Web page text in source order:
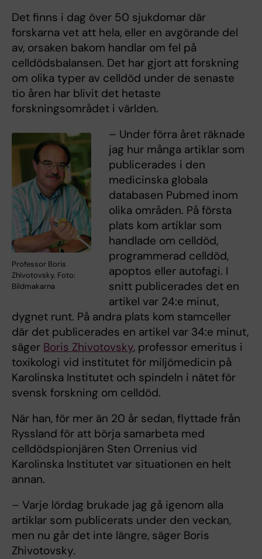
Det finns i dag över 50 sjukdomar där
forskarna vet att hela, eller en avgörande del
av, orsaken bakom handlar om fel på
celldödsbalansen. Det har gjort att forskning
om olika typer av celldöd under de senaste
tio åren har blivit det hetaste
forskningsområdet i världen.
Professor Boris
Zhivotovsky. Foto:
Bildmakarna
– Under förra året räknade
jag hur många artiklar som
publicerades i den
medicinska globala
databasen Pubmed inom
olika områden. På första
plats kom artiklar som
handlade om celldöd,
programmerad celldöd,
apoptos eller autofagi. I
snitt publicerades det en
artikel var 24:e minut,
dygnet runt. På andra plats kom stamceller
där det publicerades en artikel var 34:e minut,
säger Boris Zhivotovsky, professor emeritus i
toxikologi vid institutet för miljömedicin på
Karolinska Institutet och spindeln i nätet för
svensk forskning om celldöd.
När han, för mer än 20 år sedan, flyttade från
Ryssland för att börja samarbeta med
celldödspionjären Sten Orrenius vid
Karolinska Institutet var situationen en helt
annan.
– Varje lördag brukade jag gå igenom alla
artiklar som publicerats under den veckan,
men nu går det inte längre, säger Boris
Zhivotovsky.